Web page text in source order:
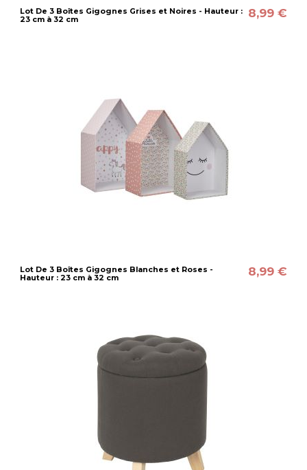
Lot De 3 Boîtes Gigognes Grises et Noires - Hauteur :
23 cm à 32 cm
8,99 €
Lot De 3 Boîtes Gigognes Blanches et Roses -
Hauteur : 23 cm à 32 cm
8,99 €